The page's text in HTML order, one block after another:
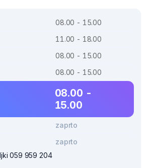
08.00 - 15.00
11.00 - 18.00
08.00 - 15.00
08.00 - 15.00
08.00 -
15.00
zaprto
zaprto
059 959 204